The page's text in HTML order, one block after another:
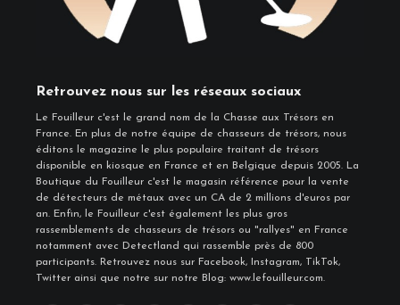
Retrouvez nous sur les réseaux sociaux
Le Fouilleur c'est le grand nom de la Chasse aux Trésors en
France. En plus de notre équipe de chasseurs de trésors, nous
éditons le magazine le plus populaire traitant de trésors
disponible en kiosque en France et en Belgique depuis 2005. La
Boutique du Fouilleur c'est le magasin référence pour la vente
de détecteurs de métaux avec un CA de 2 millions d'euros par
an. Enfin, le Fouilleur c'est également les plus gros
rassemblements de chasseurs de trésors ou "rallyes" en France
notamment avec Detectland qui rassemble près de 800
participants. Retrouvez nous sur Facebook, Instagram, TikTok,
Twitter ainsi que notre sur notre Blog: www.lefouilleur.com.